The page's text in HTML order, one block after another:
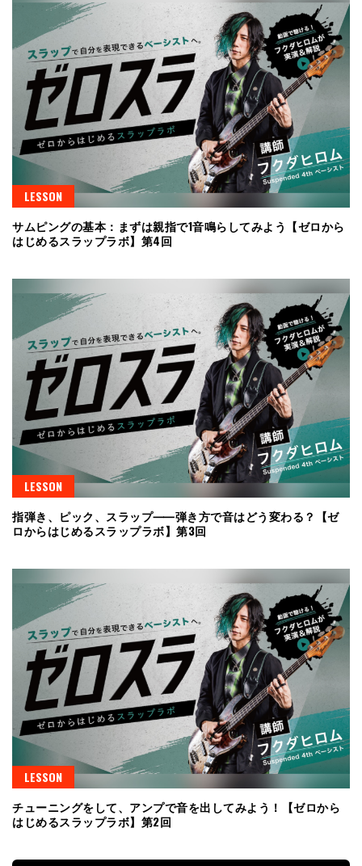
LESSON
サムピングの基本：まずは親指で1音鳴らしてみよう【ゼロから
はじめるスラップラボ】第4回
LESSON
指弾き、ピック、スラップ⸺弾き方で音はどう変わる？【ゼ
ロからはじめるスラップラボ】第3回
LESSON
チューニングをして、アンプで音を出してみよう！【ゼロから
はじめるスラップラボ】第2回